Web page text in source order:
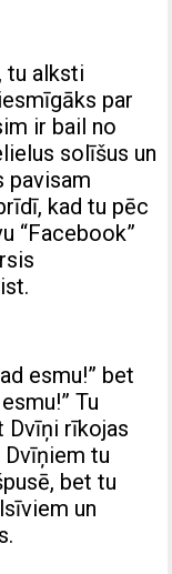
tu alksti
par
ir bail no
solīšus un
pavisam
kad tu pēc
“Facebook”
esmu!” bet
Tu
Dvīņi rīkojas
tu
bet tu
un